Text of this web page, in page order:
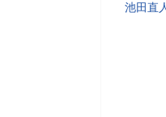
池田直